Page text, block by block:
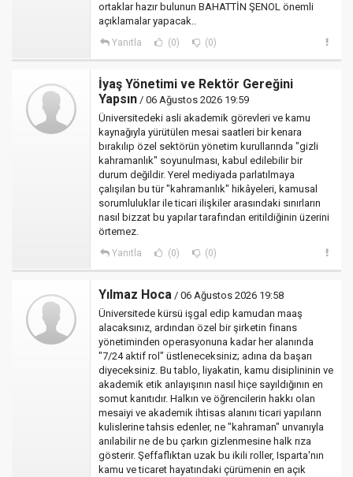
ortaklar hazır bulunun BAHATTİN ŞENOL önemli
açıklamalar yapacak..
Yanıtla (0) (0)
İyaş Yönetimi ve Rektör Gereğini
Yapsın / 06 Ağustos 2026 19:59
Üniversitedeki asli akademik görevleri ve kamu
kaynağıyla yürütülen mesai saatleri bir kenara
bırakılıp özel sektörün yönetim kurullarında "gizli
kahramanlık" soyunulması, kabul edilebilir bir
durum değildir. Yerel mediyada parlatılmaya
çalışılan bu tür "kahramanlık" hikâyeleri, kamusal
sorumluluklar ile ticari ilişkiler arasındaki sınırların
nasıl bizzat bu yapılar tarafından eritildiğinin üzerini
örtemez.
Yanıtla (0) (0)
Yılmaz Hoca / 06 Ağustos 2026 19:58
Üniversitede kürsü işgal edip kamudan maaş
alacaksınız, ardından özel bir şirketin finans
yönetiminden operasyonuna kadar her alanında
"7/24 aktif rol" üstleneceksiniz; adına da başarı
diyeceksiniz. Bu tablo, liyakatin, kamu disiplininin ve
akademik etik anlayışının nasıl hiçe sayıldığının en
somut kanıtıdır. Halkın ve öğrencilerin hakkı olan
mesaiyi ve akademik ihtisas alanını ticari yapıların
kulislerine tahsis edenler, ne "kahraman" unvanıyla
anılabilir ne de bu çarkın gizlenmesine halk rıza
gösterir. Şeffaflıktan uzak bu ikili roller, Isparta'nın
kamu ve ticaret hayatındaki çürümenin en açık